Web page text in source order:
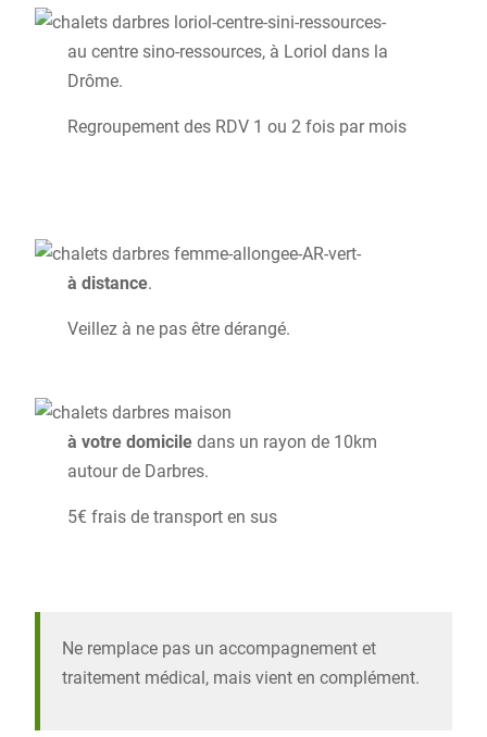
au centre sino-ressources, à Loriol dans la
Drôme.
Regroupement des RDV 1 ou 2 fois par mois
à distance.
Veillez à ne pas être dérangé.
à votre domicile dans un rayon de 10km
autour de Darbres.
5€ frais de transport en sus
Ne remplace pas un accompagnement et
traitement médical, mais vient en complément.